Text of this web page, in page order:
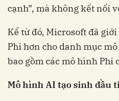
cạnh”, mà không kết nối
Kể từ đó, Microsoft đã
Phi hơn cho danh mục
bao gồm các mô hình Phi
Mô hình AI tạo sinh đầu